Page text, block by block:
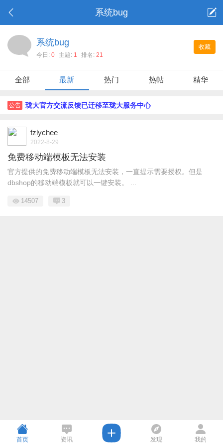
系统bug
收藏
系统bug
今日: 0 主题: 1 排名: 21
全部 最新 热门 热帖 精华
公告 珑大官方交流反馈已迁移至珑大服务中心
fzlychee
2022-8-29
免费移动端模板无法安装
官方提供的免费移动端模板无法安装，一直提示需要授权。但是
dbshop的移动端模板就可以一键安装。 ...
14507 3
首页 资讯 发现 我的